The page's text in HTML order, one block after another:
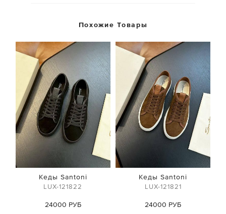
Похожие Товары
Кеды Santoni
LUX-121822
24000 РУБ
Кеды Santoni
LUX-121821
24000 РУБ